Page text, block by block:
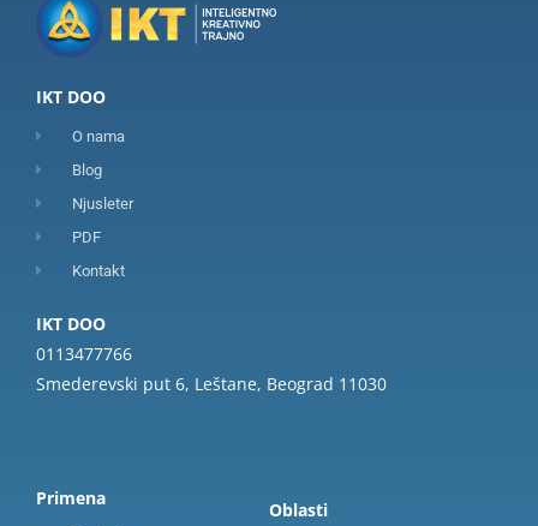
IKT DOO
O nama
Blog
Njusleter
PDF
Kontakt
IKT DOO
0113477766
Smederevski put 6, Leštane, Beograd 11030
Primena
Oblasti